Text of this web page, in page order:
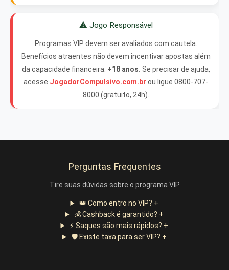
⚠️ Jogo Responsável
Programas VIP devem ser avaliados com cautela.
Benefícios atraentes não devem incentivar apostas além
da capacidade financeira. +18 anos. Se precisar de ajuda,
acesse JogadorCompulsivo.com.br ou ligue 0800-707-
8000 (gratuito, 24h).
Perguntas Frequentes
Tire suas dúvidas sobre o programa VIP
👑 Como entro no VIP? +
💰 Cashback é garantido? +
⚡ Saques são mais rápidos? +
🛡️ Existe taxa para ser VIP? +